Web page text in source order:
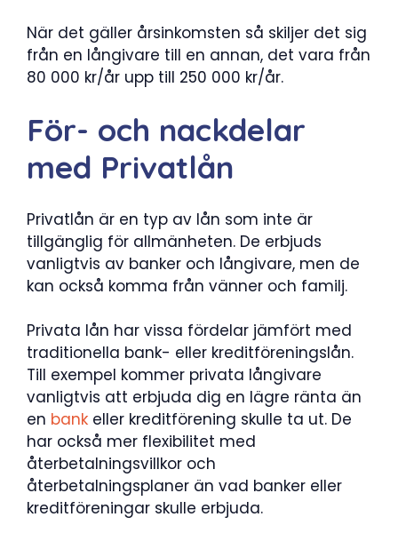
När det gäller årsinkomsten så skiljer det sig
från en långivare till en annan, det vara från
80 000 kr/år upp till 250 000 kr/år.
För- och nackdelar
med Privatlån
Privatlån är en typ av lån som inte är
tillgänglig för allmänheten. De erbjuds
vanligtvis av banker och långivare, men de
kan också komma från vänner och familj.
Privata lån har vissa fördelar jämfört med
traditionella bank- eller kreditföreningslån.
Till exempel kommer privata långivare
vanligtvis att erbjuda dig en lägre ränta än
en bank eller kreditförening skulle ta ut. De
har också mer flexibilitet med
återbetalningsvillkor och
återbetalningsplaner än vad banker eller
kreditföreningar skulle erbjuda.